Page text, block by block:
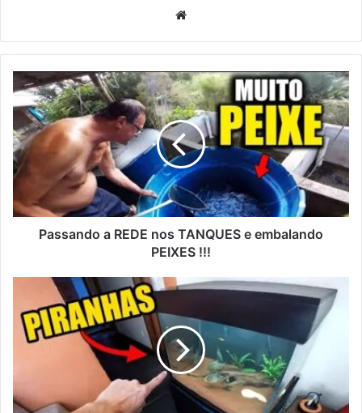
Website
Passando a REDE nos TANQUES e embalando
PEIXES !!!